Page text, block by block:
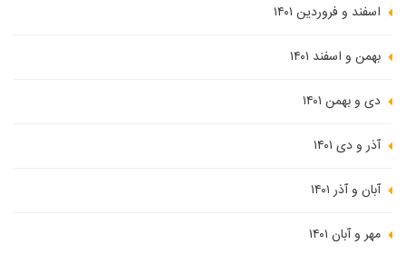
اسفند و فروردین ۱۴۰۱
بهمن و اسفند ۱۴۰۱
دی و بهمن ۱۴۰۱
آذر و دی ۱۴۰۱
آبان و آذر ۱۴۰۱
مهر و آبان ۱۴۰۱